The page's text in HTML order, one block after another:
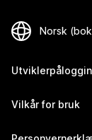
Vilkår for bruk